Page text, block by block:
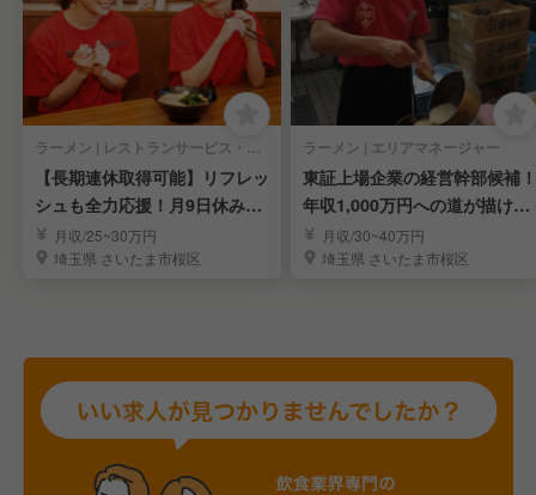
ラーメン | レストランサービス・ホールスタッフ
【長期連休取得可能】リフレッ
シュも全力応援！月9日休みで
心身共に充実！
月収/25~30万円
埼玉県 さいたま市桜区
ラーメン | エリアマネージャー
東証上場企業の経営幹部候補！
年収1,000万円への道が描ける
キャリアパス◎
月収/30~40万円
埼玉県 さいたま市桜区